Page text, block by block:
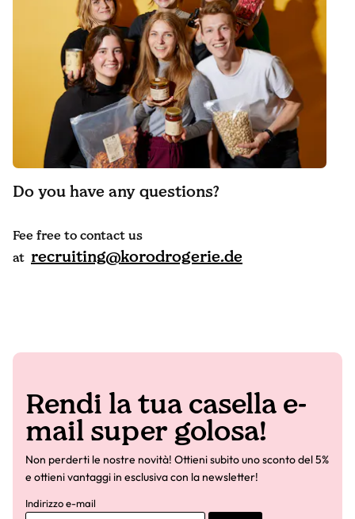
Do you have any questions?
Fee free to contact us
at recruiting@korodrogerie.de
Rendi la tua casella e-
mail super golosa!
Non perderti le nostre novità! Ottieni subito uno sconto del 5%
e ottieni vantaggi in esclusiva con la newsletter!
Indirizzo e-mail